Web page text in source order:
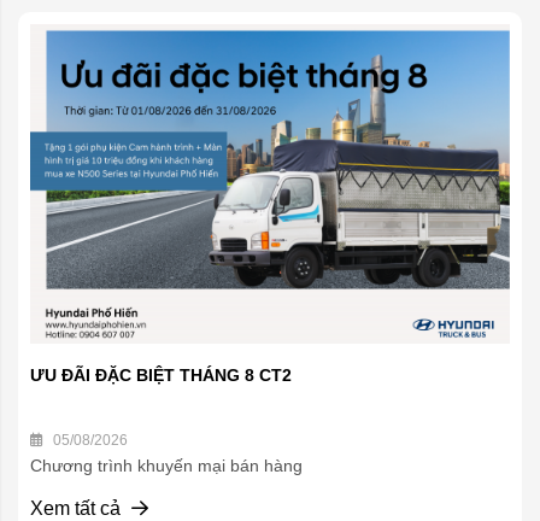
ƯU ĐÃI ĐẶC BIỆT THÁNG 8 CT2
05/08/2026
Chương trình khuyến mại bán hàng
Xem tất cả